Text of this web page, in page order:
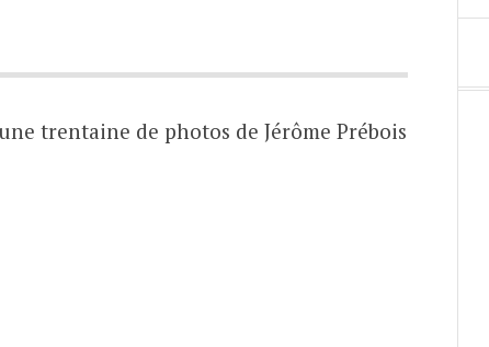
trentaine de photos de Jérôme Prébois